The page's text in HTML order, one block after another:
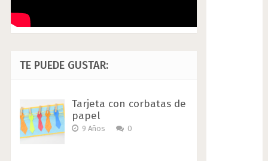
TE PUEDE GUSTAR:
Tarjeta con corbatas de
papel
9 Años 0